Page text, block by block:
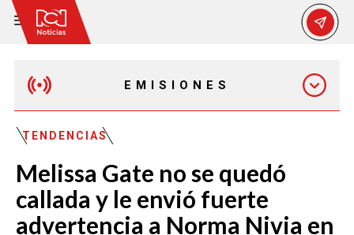
EMISIONES
EMISIÓN 7:00 PM
TENDENCIAS
Melissa Gate no se quedó
callada y le envió fuerte
advertencia a Norma Nivia en